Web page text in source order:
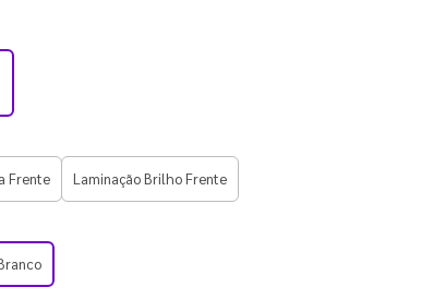
Frente Laminação Brilho Frente